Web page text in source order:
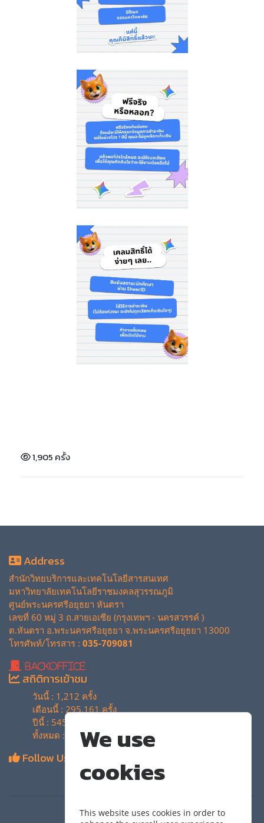
We use
cookies
This website uses cookies in order to
1,905 ครั้ง
Address
สำนักวิทยบริการและเทคโนโลยีสารสนเทศ
มหาวิทยาลัยเทคโนโลยีราชมงคลสุวรรณภูมิ
ศูนย์พระนครศรีอยุธยา หันตรา
เลขที่ 60 หมู่ 3 ถ.สายเอเซีย (กรุงเทพฯ - นครสวรรค์ )
ต.หันตรา อ.พระนครศรีอยุธยา จ.พระนครศรีอยุธยา 13000
โทรศัพท์/โทรสาร : 035-709081
BackOffice
สถิติการเข้าชม
วันนี้ : 1,212 ครั้ง
เดือนนี้ : 295,161 ครั้ง
ปีนี้ : 545,337 ครั้ง
ทั้งหมด : 4,136,287 ครั้ง
Follow Us